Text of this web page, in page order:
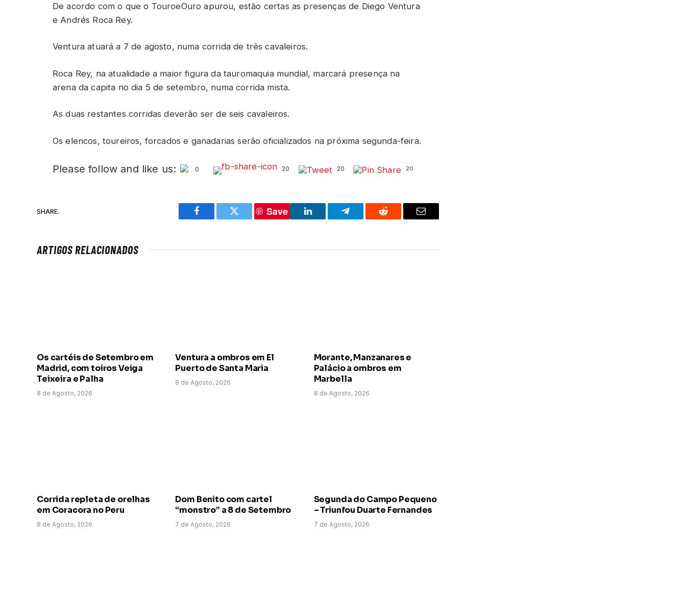
De acordo com o que o TouroeOuro apurou, estão certas as presenças de Diego Ventura
e Andrés Roca Rey.
Ventura atuará a 7 de agosto, numa corrida de três cavaleiros.
Roca Rey, na atualidade a maior figura da tauromaquia mundial, marcará presença na
arena da capita no dia 5 de setembro, numa corrida mista.
As duas restantes corridas deverão ser de seis cavaleiros.
Os elencos, toureiros, forcados e ganadarias serão oficializados na próxima segunda-feira.
Please follow and like us: 0 20 20 20
SHARE.
Facebook Twitter
Save
LinkedIn Telegram Reddit Email
ARTIGOS RELACIONADOS
Os cartéis de Setembro em
Madrid, com toiros Veiga
Teixeira e Palha
8 de Agosto, 2026
Ventura a ombros em El
Puerto de Santa Maria
8 de Agosto, 2026
Morante, Manzanares e
Palácio a ombros em
Marbella
8 de Agosto, 2026
Corrida repleta de orelhas
em Coracora no Peru
8 de Agosto, 2026
Dom Benito com cartel
“monstro” a 8 de Setembro
7 de Agosto, 2026
Segunda do Campo Pequeno
– Triunfou Duarte Fernandes
7 de Agosto, 2026